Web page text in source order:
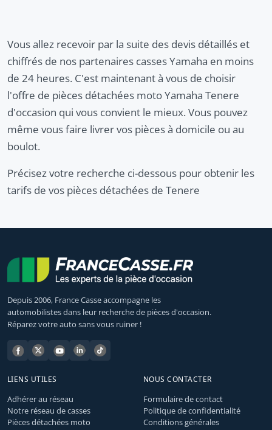
Vous allez recevoir par la suite des devis détaillés et
chiffrés de nos partenaires casses Yamaha en moins
de 24 heures. C'est maintenant à vous de choisir
l'offre de pièces détachées moto Yamaha Tenere
d'occasion qui vous convient le mieux. Vous pouvez
même vous faire livrer vos pièces à domicile ou au
boulot.
Précisez votre recherche ci-dessous pour obtenir les
tarifs de vos pièces détachées de Tenere
Depuis 2006, France Casse accompagne les
automobilistes dans leur recherche de pièces d'occasion.
Réparez votre auto sans vous ruiner !
LIENS UTILES
Adhérer au réseau
Notre réseau de casses
Pièces détachées moto
NOUS CONTACTER
Formulaire de contact
Politique de confidentialité
Conditions générales